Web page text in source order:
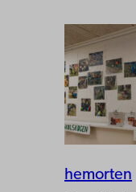
hemorten